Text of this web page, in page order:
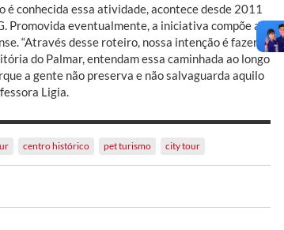
conhecida essa atividade, acontece desde 2011
Promovida eventualmente, a iniciativa compõe a
“Através desse roteiro, nossa intenção é fazer
do Palmar, entendam essa caminhada ao longo
a gente não preserva e não salvaguarda aquilo
Ligia.
centro histórico pet turismo city tour